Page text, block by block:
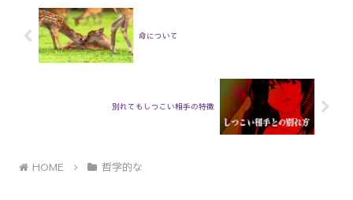
命について
別れてもしつこい相手の特徴
HOME 哲学的な